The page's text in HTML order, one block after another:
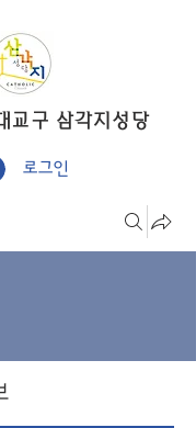
교구 삼각지성당
로그인